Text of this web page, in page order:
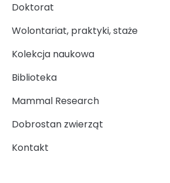
Doktorat
Wolontariat, praktyki, staże
Kolekcja naukowa
Biblioteka
Mammal Research
Dobrostan zwierząt
Kontakt